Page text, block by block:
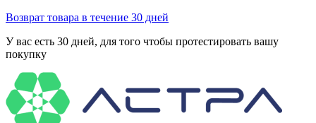
Возврат товара в течение 30 дней
У вас есть 30 дней, для того чтобы протестировать вашу
покупку